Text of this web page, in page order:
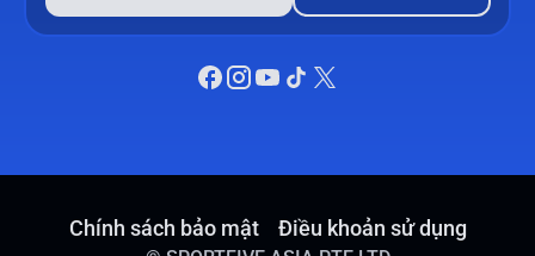
Chính sách bảo mật Điều khoản sử dụng